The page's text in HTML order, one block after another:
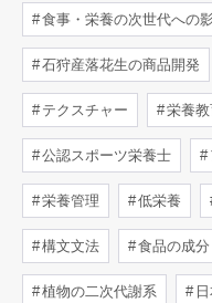
食事・栄養の次世代への
石狩産落花生の商品開発
テクスチャー 栄養教
公認スポーツ栄養士
栄養管理 低栄養
構文文法 食品の成分
植物の二次代謝系 日